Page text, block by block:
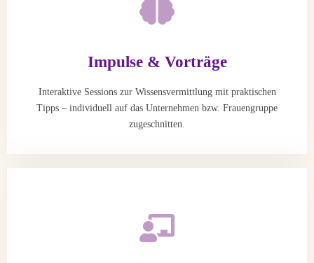
Impulse & Vorträge
Interaktive Sessions zur Wissensvermittlung mit praktischen
Tipps – individuell auf das Unternehmen bzw. Frauengruppe
zugeschnitten.